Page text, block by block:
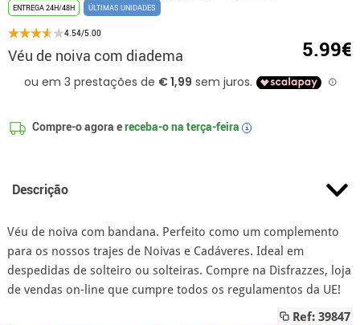
ENTREGA 24H/48H ÚLTIMAS UNIDADES
4.54/5.00
Véu de noiva com diadema 5.99€
Compre-o agora ereceba-o na terça-feira i
Descrição
Véu de noiva com bandana. Perfeito como um complemento
para os nossos trajes de Noivas e Cadáveres. Ideal em
despedidas de solteiro ou solteiras. Compre na Disfrazzes, loja
de vendas on-line que cumpre todos os regulamentos da UE!
Ref: 39847